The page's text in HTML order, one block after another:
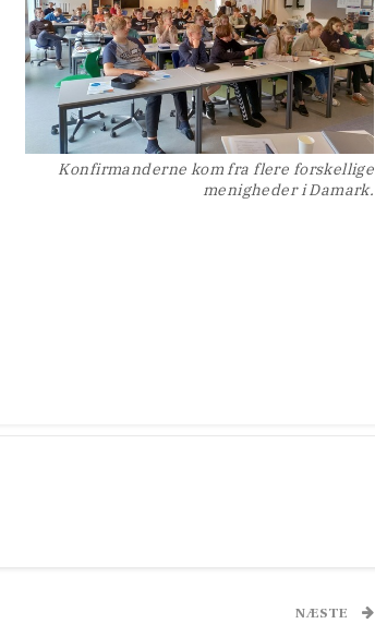
Konfirmanderne kom fra flere forskellige
menigheder i Damark.
NÆSTE